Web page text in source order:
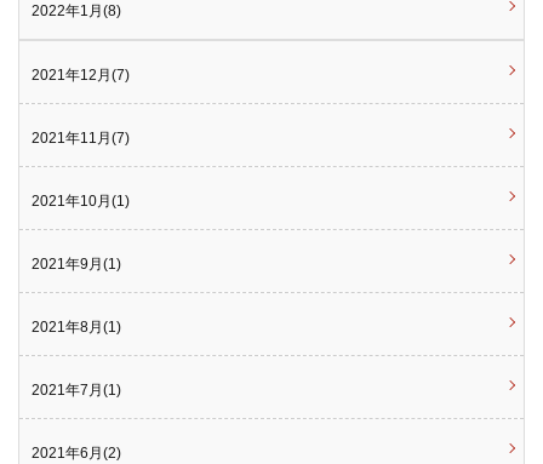
2022年1月(8)
2021年12月(7)
2021年11月(7)
2021年10月(1)
2021年9月(1)
2021年8月(1)
2021年7月(1)
2021年6月(2)